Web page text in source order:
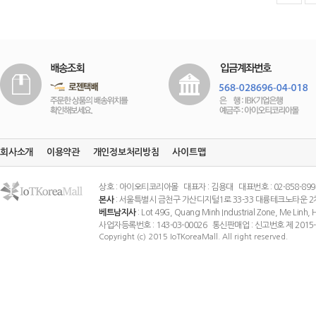
회사소개 이용약관 개인정보처리방침 사이트맵
상호 : 아이오티코리아몰 대표자 : 김용대 대표번호 : 02-858-
본사: 서울특별시 금천구 가산디지털1로 33-33 대륭테크노타운
베트남지사: Lot 49G, Quang Minh Industrial Zone, Me Linh,
사업자등록번호 : 143-03-00026 통신판매업 : 신고번호 제
Copyright (c) 2015 IoTKoreaMall. All right reserved.